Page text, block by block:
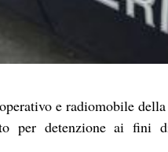
e radiomobile
per detenzione ai fini